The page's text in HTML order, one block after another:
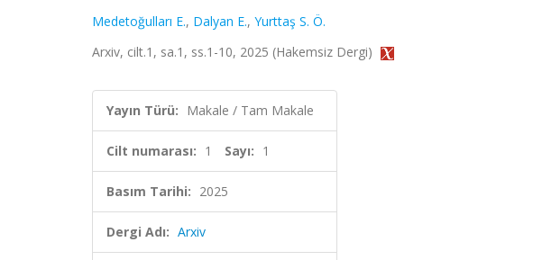
Medetoğulları E., Dalyan E., Yurttaş S. Ö.
Arxiv, cilt.1, sa.1, ss.1-10, 2025 (Hakemsiz Dergi)
Yayın Türü: Makale / Tam Makale
Cilt numarası: 1 Sayı: 1
Basım Tarihi: 2025
Dergi Adı: Arxiv